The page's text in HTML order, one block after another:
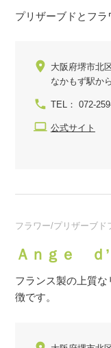
プリザーブドとフ
大阪府堺市北
なかもず駅か
TEL： 072-
公式サイト
フラワー/プリザーブド
Ａｎｇｅ ｄ
フランス製の上質
徴です。